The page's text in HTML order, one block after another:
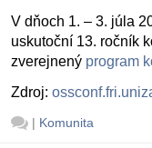
V dňoch 1. – 3. júla
uskutoční 13. ročník
zverejnený program
Zdroj:
| Komunita